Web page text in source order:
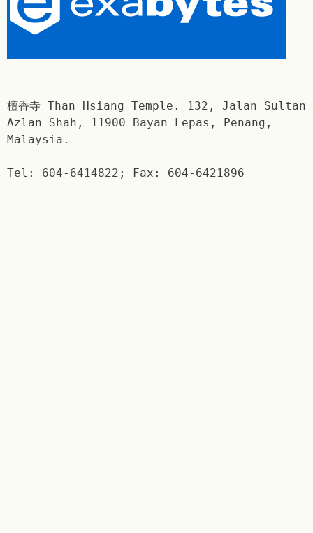
檀香寺 Than Hsiang Temple. 132, Jalan Sultan
Azlan Shah, 11900 Bayan Lepas, Penang,
Malaysia.
Tel: 604-6414822; Fax: 604-6421896